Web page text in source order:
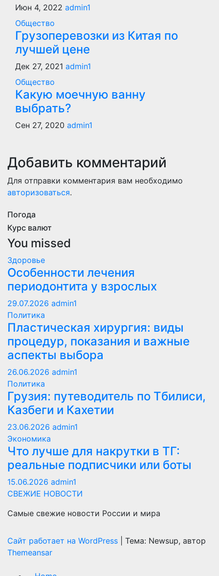
Июн 4, 2022 admin1
Общество
Грузоперевозки из Китая по
лучшей цене
Дек 27, 2021 admin1
Общество
Какую моечную ванну
выбрать?
Сен 27, 2020 admin1
Добавить комментарий
Для отправки комментария вам необходимо
авторизоваться.
Погода
Курс валют
You missed
Здоровье
Особенности лечения
периодонтита у взрослых
29.07.2026 admin1
Политика
Пластическая хирургия: виды
процедур, показания и важные
аспекты выбора
26.06.2026 admin1
Политика
Грузия: путеводитель по Тбилиси,
Казбеги и Кахетии
23.06.2026 admin1
Экономика
Что лучше для накрутки в ТГ:
реальные подписчики или боты
15.06.2026 admin1
СВЕЖИЕ НОВОСТИ
Самые свежие новости России и мира
Сайт работает на WordPress
Тема: Newsup, автор
Themeansar